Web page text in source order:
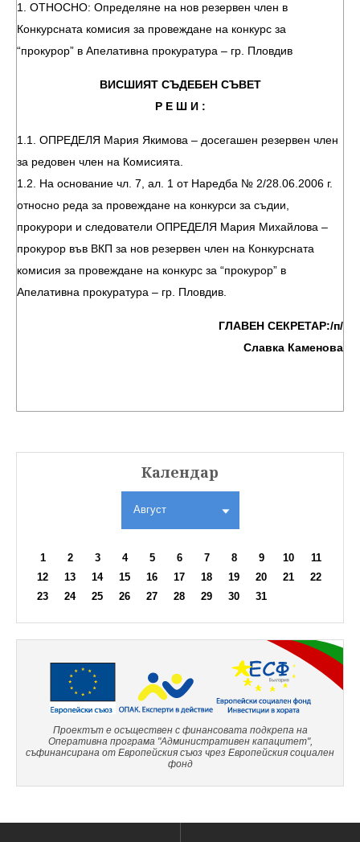
1. ОТНОСНО: Определяне на нов резервен член в
Конкурсната комисия за провеждане на конкурс за
“прокурор” в Апелативна прокуратура – гр. Пловдив
ВИСШИЯТ СЪДЕБЕН СЪВЕТ
Р Е Ш И :
1.1. ОПРЕДЕЛЯ Мария Якимова – досегашен резервен член
за редовен член на Комисията.
1.2. На основание чл. 7, ал. 1 от Наредба № 2/28.06.2006 г.
относно реда за провеждане на конкурси за съдии,
прокурори и следователи ОПРЕДЕЛЯ Мария Михайлова –
прокурор във ВКП за нов резервен член на Конкурсната
комисия за провеждане на конкурс за “прокурор” в
Апелативна прокуратура – гр. Пловдив.
ГЛАВЕН СЕКРЕТАР:/п/
Славка Каменова
Календар
Август
1 2 3 4 5 6 7 8 9 10
11
12
13 14 15 16 17 18 19 20 21
22
23
24 25 26 27 28 29 30 31
Проектът е осъществен с финансовата подкрепа на
Оперативна програма "Административен капацитет",
съфинансирана от Европейския съюз чрез Европейския социален
фонд